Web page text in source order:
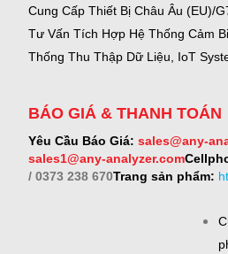
Cung Cấp Thiết Bị Châu Âu (EU)/
Tư Vấn Tích Hợp Hệ Thống Cảm
Thống Thu Thập Dữ Liệu, IoT
BÁO GIÁ & THANH TOÁN
Yêu Cầu Báo Giá: sales@any-
sales1@any-analyzer.com
/ 0373 238 670Trang sản phẩm: